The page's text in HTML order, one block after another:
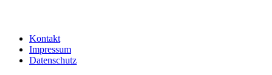
Kontakt
Impressum
Datenschutz